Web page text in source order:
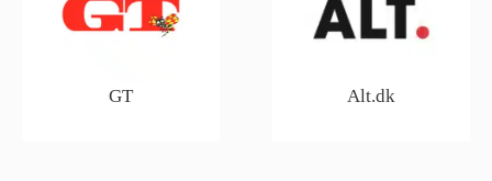
GT Alt.dk